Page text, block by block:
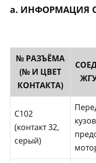
а. ИНФОРМАЦИЯ
№ РАЗЪЁМА
(№ И ЦВЕТ
КОНТАКТА)
С102
(контакт 32,
серый)